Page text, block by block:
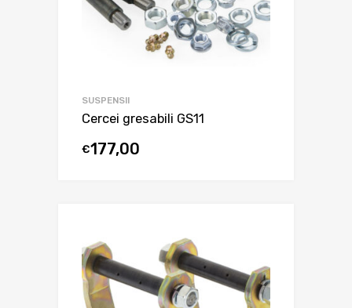
SUSPENSII
Cercei gresabili GS11
€177,00